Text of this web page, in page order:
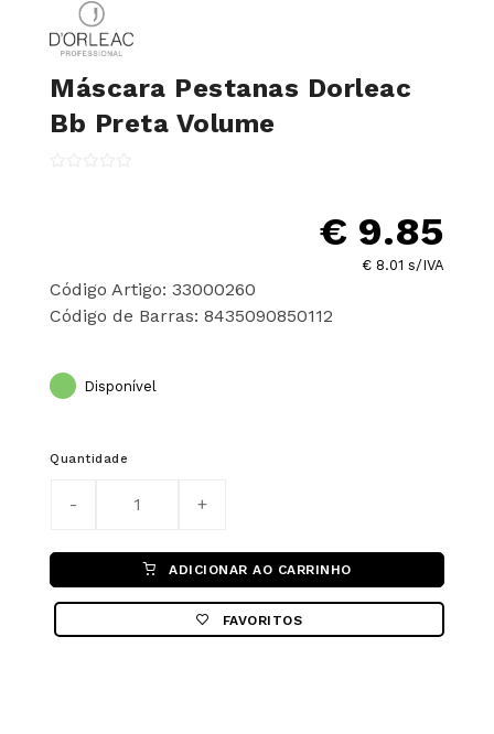
Máscara Pestanas Dorleac
Bb Preta Volume
€ 9.85
€ 8.01 s/IVA
Código Artigo: 33000260
Código de Barras: 8435090850112
Disponível
Quantidade
ADICIONAR AO CARRINHO
FAVORITOS